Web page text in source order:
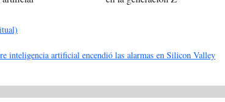
inteligencia artificial encendió las alarmas en Silicon Valley